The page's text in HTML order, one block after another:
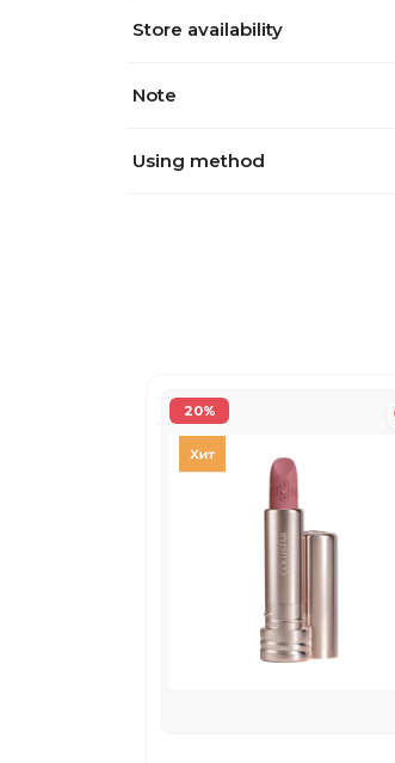
Store availability
Note
Using method
20%